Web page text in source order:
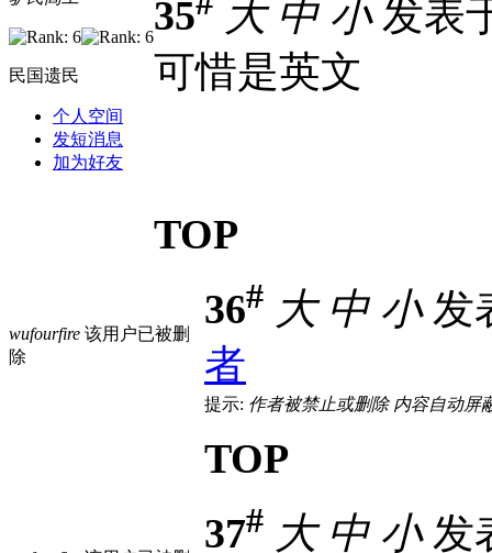
民国遗民
个人空间
发短消息
加为好友
35 大 中 小发表
可惜是英文
TOP
wufourfire 该用户已被删
除
36# 大 中 小发
者
提示: 作者被禁止或删除 内容自动屏
TOP
37# 大 中 小发